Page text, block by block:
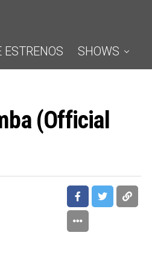
ESTRENOS SHOWS
(Official